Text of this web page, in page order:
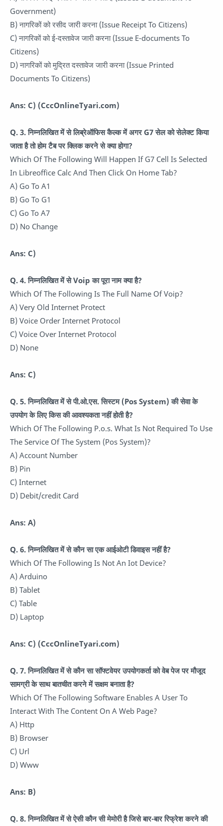
Government)
B) नागरिकों को रसीद जारी करना (Issue Receipt To Citizens)
C) नागरिकों को ई-दस्तावेज जारी करना (Issue E-documents To
Citizens)
D) नागरिकों को मुद्रित दस्तावेज जारी करना (Issue Printed
Documents To Citizens)
Ans: C) (CccOnlineTyari.com)
Q. 3.निम्नलिखित में से लिब्रेऑफिस कैल्क में अगर G7 सेल को सेलेक्ट किया
जाता है तो होम टैब पर क्लिक करने से क्या होगा?
Which Of The Following Will Happen If G7 Cell Is Selected
In Libreoffice Calc And Then Click On Home Tab?
A) Go To A1
B) Go To G1
C) Go To A7
D) No Change
Ans: C)
Q. 4.निम्नलिखित में से Voip का पूरा नाम क्या है?
Which Of The Following Is The Full Name Of Voip?
A) Very Old Internet Protect
B) Voice Order Internet Protocol
C) Voice Over Internet Protocol
D) None
Ans: C)
Q. 5.निम्नलिखित में से पी.ओ.एस. सिस्टम (Pos System) की सेवा के
उपयोग के लिए किस की आवश्यकता नहीं होती है?
Which Of The Following P.o.s. What Is Not Required To Use
The Service Of The System (Pos System)?
A) Account Number
B) Pin
C) Internet
D) Debit/credit Card
Ans: A)
Q. 6.निम्नलिखित में से कौन सा एक आईओटी डिवाइस नहीं है?
Which Of The Following Is Not An Iot Device?
A) Arduino
B) Tablet
C) Table
D) Laptop
Ans: C) (CccOnlineTyari.com)
Q. 7.निम्नलिखित में से कौन सा सॉफ्टवेयर उपयोगकर्ता को वेब पेज पर मौजूद
सामग्री के साथ बातचीत करने में सक्षम बनाता है?
Which Of The Following Software Enables A User To
Interact With The Content On A Web Page?
A) Http
B) Browser
C) Url
D) Www
Ans: B)
Q. 8.निम्नलिखित में से ऐसी कौन सी मेमोरी है जिसे बार-बार रिफ्रेश करने की